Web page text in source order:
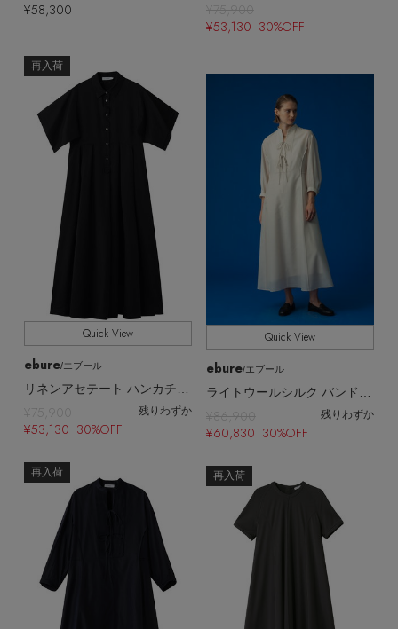
¥58,300
¥75,900
¥53,130 30%OFF
再入荷
Quick View
ebure/エブール
リネンアセテート ハンカチーフスリーブワンピース
¥75,900 残りわずか
¥53,130 30%OFF
Quick View
ebure/エブール
ライトウールシルク バンドカラーワンピース
¥86,900 残りわずか
¥60,830 30%OFF
再入荷 再入荷